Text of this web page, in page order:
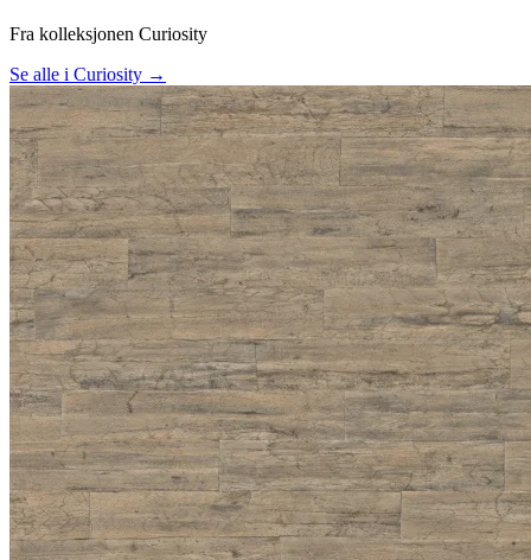
Fra kolleksjonen Curiosity
Se alle i Curiosity →